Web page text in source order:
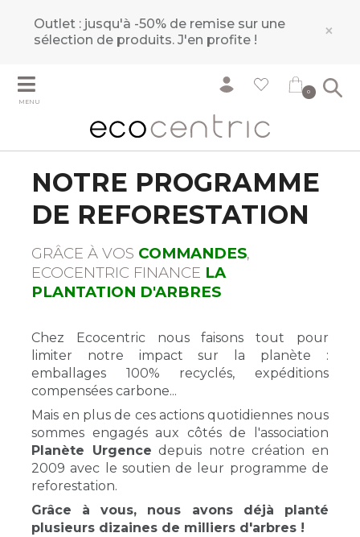
Outlet : jusqu'à -50% de remise sur une
sélection de produits.J'en profite ! ×
MENU
0
NOTRE PROGRAMME
DE REFORESTATION
GRÂCE À VOS COMMANDES,
ECOCENTRIC FINANCE LA
PLANTATION D'ARBRES
Chez Ecocentric nous faisons tout pour
limiter notre impact sur la planète :
emballages 100% recyclés, expéditions
compensées carbone...
Mais en plus de ces actions quotidiennes nous
sommes engagés aux côtés de l'association
Planète Urgence depuis notre création en
2009 avec le soutien de leur programme de
reforestation.
Grâce à vous, nous avons déjà planté
plusieurs dizaines de milliers d'arbres !